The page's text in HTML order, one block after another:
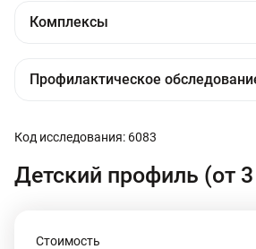
Код исследования: 6083
Детский профиль (от
Стоимость